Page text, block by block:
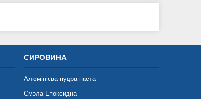
СИРОВИНА
Алюмінієва пудра паста
Смола Епоксидна